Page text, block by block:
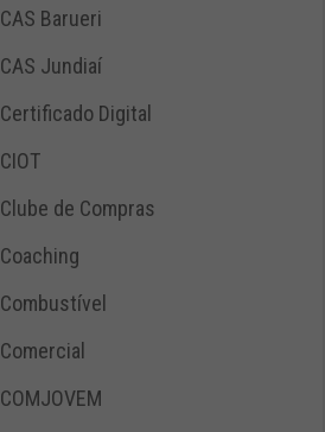
CAS Barueri
CAS Jundiaí
Certificado Digital
CIOT
Clube de Compras
Coaching
Combustível
Comercial
COMJOVEM